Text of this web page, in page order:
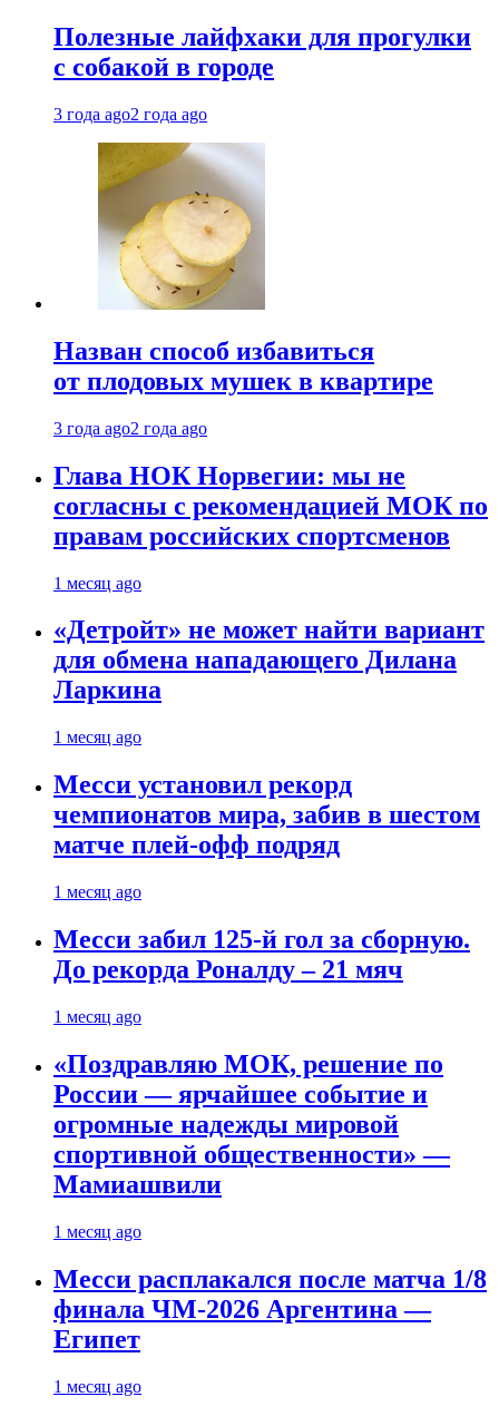
Полезные лайфхаки для прогулки
с собакой в городе
3 года ago2 года ago
Назван способ избавиться
от плодовых мушек в квартире
3 года ago2 года ago
Глава НОК Норвегии: мы не
согласны с рекомендацией МОК по
правам российских спортсменов
1 месяц ago
«Детройт» не может найти вариант
для обмена нападающего Дилана
Ларкина
1 месяц ago
Месси установил рекорд
чемпионатов мира, забив в шестом
матче плей‑офф подряд
1 месяц ago
Месси забил 125-й гол за сборную.
До рекорда Роналду – 21 мяч
1 месяц ago
«Поздравляю МОК, решение по
России — ярчайшее событие и
огромные надежды мировой
спортивной общественности» —
Мамиашвили
1 месяц ago
Месси расплакался после матча 1/8
финала ЧМ-2026 Аргентина —
Египет
1 месяц ago